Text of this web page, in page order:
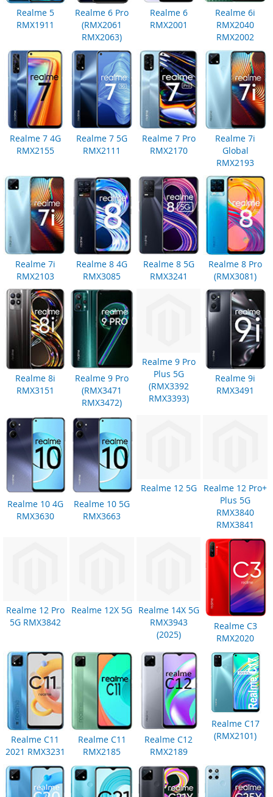
Realme 5
RMX1911
Realme 6 Pro
(RMX2061
RMX2063)
Realme 6
RMX2001
Realme 6i
RMX2040
RMX2002
Realme 7 4G
RMX2155
Realme 7 5G
RMX2111
Realme 7 Pro
RMX2170
Realme 7i
Global
RMX2193
Realme 7i
RMX2103
Realme 8 4G
RMX3085
Realme 8 5G
RMX3241
Realme 8 Pro
(RMX3081)
Realme 8i
RMX3151
Realme 9 Pro
(RMX3471
RMX3472)
Realme 9 Pro
Plus 5G
(RMX3392
RMX3393)
Realme 9i
RMX3491
Realme 10 4G
RMX3630
Realme 10 5G
RMX3663
Realme 12 5G
Realme 12 Pro+
Plus 5G
RMX3840
RMX3841
Realme 12 Pro
5G RMX3842
Realme 12X 5G Realme 14X 5G
RMX3943
(2025)
Realme C3
RMX2020
Realme C11
2021 RMX3231
Realme C11
RMX2185
Realme C12
RMX2189
Realme C17
(RMX2101)